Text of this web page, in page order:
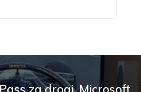
za drogi. Microsoft